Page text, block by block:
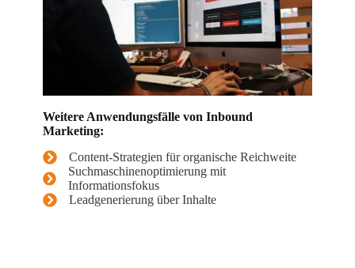
Weitere Anwendungsfälle von Inbound
Marketing:
Content-Strategien für organische Reichweite
Suchmaschinenoptimierung mit
Informationsfokus
Leadgenerierung über Inhalte